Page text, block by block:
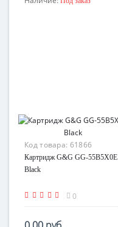
Код товара: 61866
Картридж G&G GG-55B5X0E
Black
0